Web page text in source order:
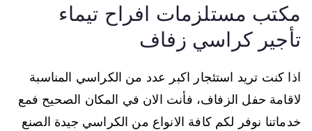
مكتب مستلزمات افراح تيماء
تأجير كراسي زفاف
اذا كنت تريد استئجار اكبر عدد من الكراسي المناسبة
لاقامة حفل الزفاف، فأنت الان في المكان الصحيح فمع
خدماتنا نوفر لكم كافة الانواع من الكراسي جيدة الصنع